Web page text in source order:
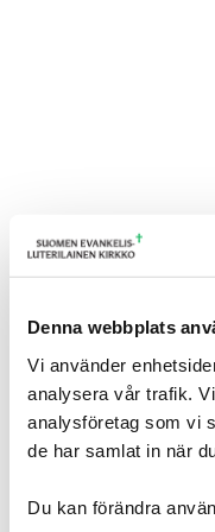
Denna webbplats
Vi använder
analysera vår trafik.
analysföretag som vi
de har samlat in när
Du kan förändra